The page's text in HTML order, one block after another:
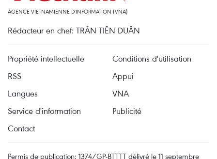
AGENCE VIETNAMIENNE D'INFORMATION (VNA)
Rédacteur en chef: TRÂN TIÊN DUÂN
Propriété intellectuelle
Conditions d'utilisation
RSS
Appui
Langues
VNA
Service d'information
Publicité
Contact
Permis de publication: 1374/GP-BTTTT délivré le 11 septembre